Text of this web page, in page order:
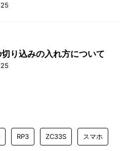
り込みの入れ方について
RP3 ZC33S スマホ